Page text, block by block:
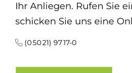
Ihr Anliegen. Rufen Sie
schicken Sie uns eine
(0 50 21) 97 17-0